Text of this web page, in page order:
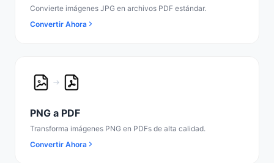
Convierte imágenes JPG en archivos PDF estándar.
Convertir Ahora
PNG a PDF
Transforma imágenes PNG en PDFs de alta calidad.
Convertir Ahora